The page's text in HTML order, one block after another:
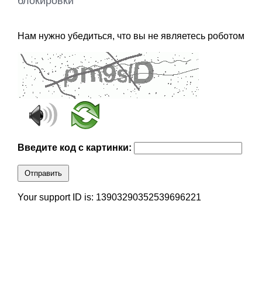
Нам нужно убедиться, что вы не являетесь роботом
Введите код с картинки:
Отправить
Your support ID is: 13903290352539696221